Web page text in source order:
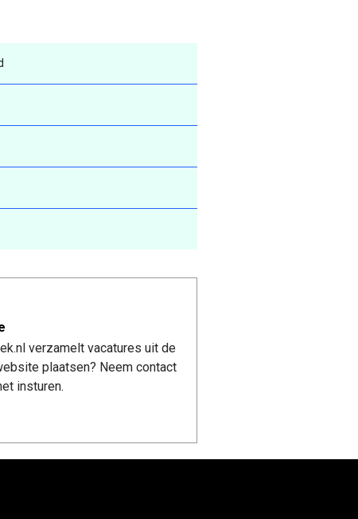
verzamelt vacatures uit de
plaatsen? Neem contact
insturen.